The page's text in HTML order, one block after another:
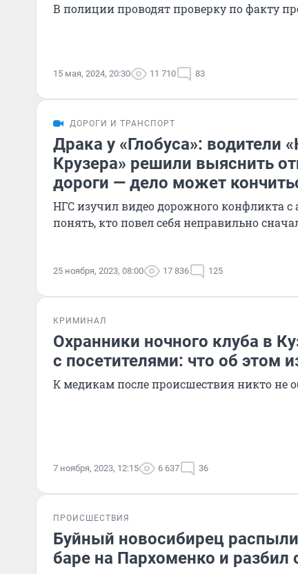
В полиции проводят проверку по факту
15 мая, 2024, 20:30 11 710 83
ДОРОГИ И ТРАНСПОРТ
Драка у «Глобуса»: водители
Крузера» решили выяснить
дороги — дело может
НГС изучил видео дорожного конфликта
понять, кто повел себя неправильно
25 ноября, 2023, 08:00 17 836 125
КРИМИНАЛ
Охранники ночного клуба в
с посетителями: что об этом
К медикам после происшествия никто не
7 ноября, 2023, 12:15 6 637 36
ПРОИСШЕСТВИЯ
Буйный новосибирец
баре на Пархоменко и разбил